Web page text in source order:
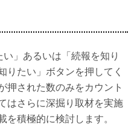
」あるいは「続報を知り
りたい」ボタンを押してく
押された数のみをカウント
はさらに深掘り取材を実施
積極的に検討します。